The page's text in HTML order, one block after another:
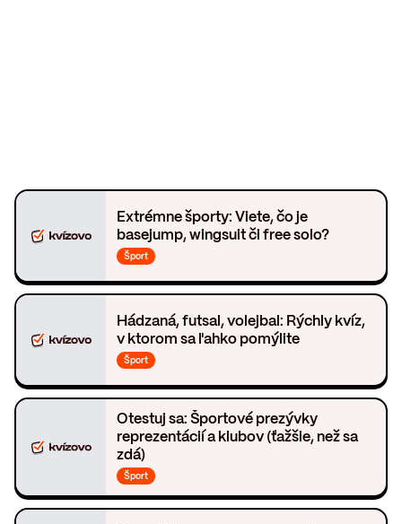
Extrémne športy: Viete, čo je
basejump, wingsuit či free solo?
Šport
Hádzaná, futsal, volejbal: Rýchly kvíz,
v ktorom sa ľahko pomýlite
Šport
Otestuj sa: Športové prezývky
reprezentácií a klubov (ťažšie, než sa
zdá)
Šport